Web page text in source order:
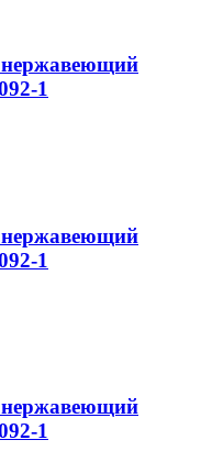
нержавеющий
1
нержавеющий
1
нержавеющий
1